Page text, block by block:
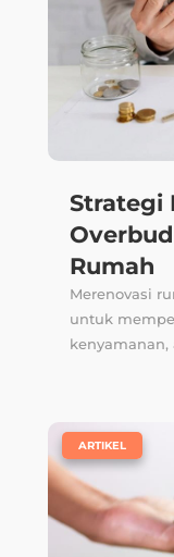
Strategi
Rumah
Merenovasi
untuk
ARTIKEL